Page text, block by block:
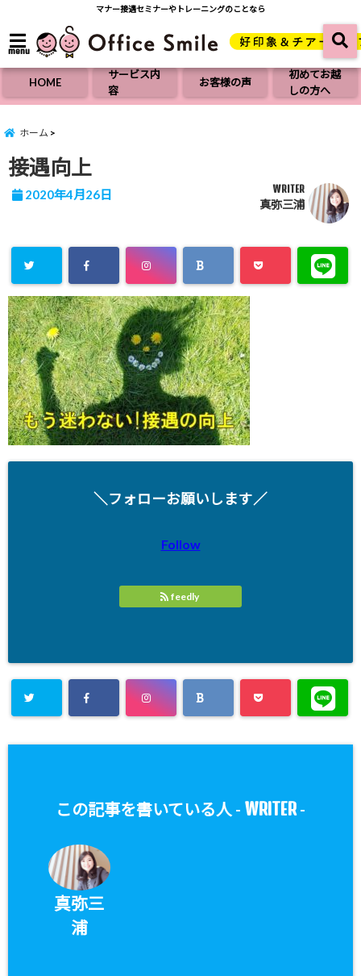
マナー接遇セミナーやトレーニングのことなら
menu
HOME
サービス内
容
お客様の声
初めてお越
しの方へ
ホーム
接遇向上
2020年4月26日 WRITER
真弥三浦
＼フォローお願いします／
Follow
feedly
この記事を書いている人 - WRITER-
真弥三
浦